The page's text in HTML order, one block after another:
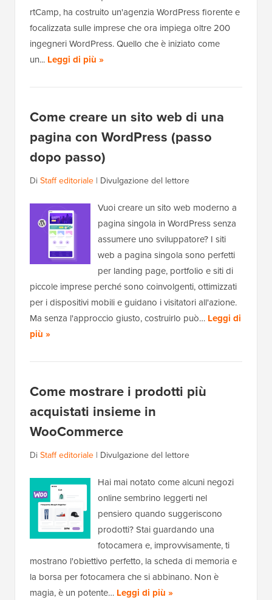
rtCamp, ha costruito un'agenzia WordPress fiorente e
focalizzata sulle imprese che ora impiega oltre 200
ingegneri WordPress. Quello che è iniziato come
un... Leggi di più »
Come creare un sito web di una
pagina con WordPress (passo
dopo passo)
DiStaff editoriale | Divulgazione del lettore
Vuoi creare un sito web moderno a
pagina singola in WordPress senza
assumere uno sviluppatore? I siti
web a pagina singola sono perfetti
per landing page, portfolio e siti di
piccole imprese perché sono coinvolgenti, ottimizzati
per i dispositivi mobili e guidano i visitatori all'azione.
Ma senza l'approccio giusto, costruirlo può… Leggi di
più »
Come mostrare i prodotti più
acquistati insieme in
WooCommerce
DiStaff editoriale | Divulgazione del lettore
Hai mai notato come alcuni negozi
online sembrino leggerti nel
pensiero quando suggeriscono
prodotti? Stai guardando una
fotocamera e, improvvisamente, ti
mostrano l'obiettivo perfetto, la scheda di memoria e
la borsa per fotocamera che si abbinano. Non è
magia, è un potente… Leggi di più »